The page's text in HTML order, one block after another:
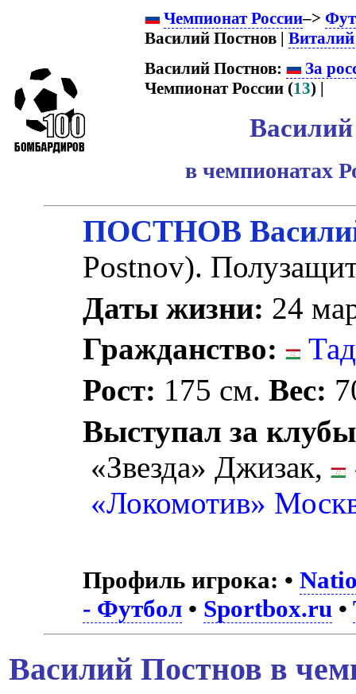
Чемпионат России–>
Василий Постнов |
Василий Постнов:
За
Чемпионат России (13) |
в чемпионатах
ПОСТНОВ
Postnov).
Даты жизни: 24
Гражданство:
Рост: 175 см.Вес:
Выступал за
«Звезда» Джизак,
«Локомотив»
Профиль игрока: •
- Футбол • Sportbox.ru •
Василий Постнов в